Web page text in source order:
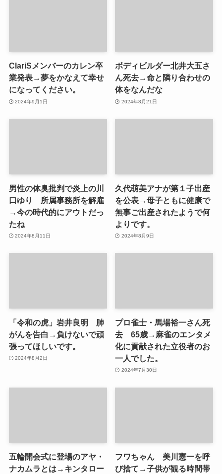
ClariSメンバーのカレン卒
業発表→夢をかなえて幸せ
になってください。
2024年9月1日
ボディビルダー北井大五さ
ん死去→命と隣り合わせの
体をなんだな
2024年8月21日
男性の体臭批判で炎上の川
口ゆり 所属事務所を解雇
→今の時代的にアウトだっ
たね
2024年8月11日
久代萌美アナが第１子出産
を公表→母子ともに健康で
無事ご出産されたようで何
よりです。
2024年8月9日
「令和の虎」岩井良明 肺
がんを告白→負けないで頑
張ってほしいです。
2024年8月2日
プロ雀士・馬場裕一さん死
去 65歳→麻雀のエンタメ
化に貢献された立役者のお
一人でした。
2024年7月30日
五輪開会式に登場のアヤ・
ナカムラとは→キンタロー
フワちゃん 美川憲一を呼
び捨て→子供が観る時間帯